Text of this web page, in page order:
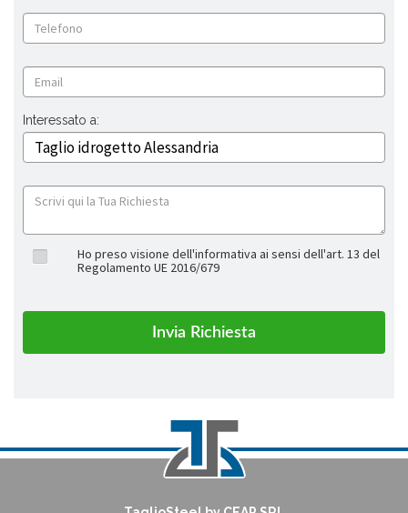
Interessato a:
Ho preso visione dell'informativa ai sensi dell'art. 13 del
Regolamento UE 2016/679